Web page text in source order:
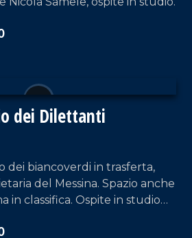
dei Dilettanti
dei biancoverdi in trasferta,
del Messina. Spazio anche
in classifica. Ospite in studio